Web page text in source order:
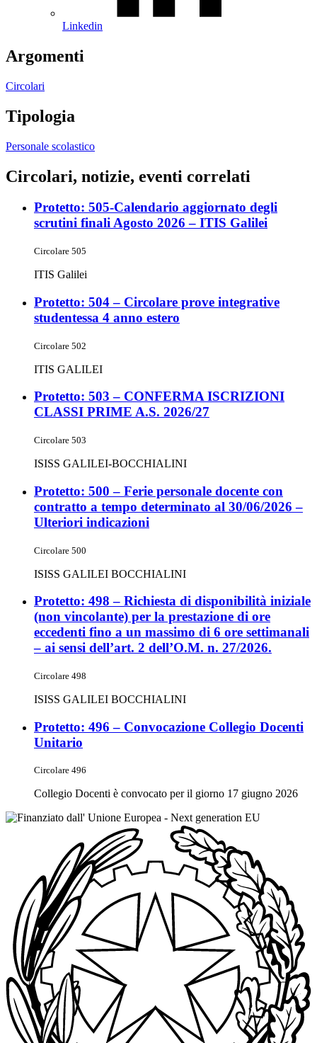
Linkedin
Argomenti
Circolari
Tipologia
Personale scolastico
Circolari, notizie, eventi correlati
Protetto: 505-Calendario aggiornato degli
scrutini finali Agosto 2026 – ITIS Galilei
Circolare 505
ITIS Galilei
Protetto: 504 – Circolare prove integrative
studentessa 4 anno estero
Circolare 502
ITIS GALILEI
Protetto: 503 – CONFERMA ISCRIZIONI
CLASSI PRIME A.S. 2026/27
Circolare 503
ISISS GALILEI-BOCCHIALINI
Protetto: 500 – Ferie personale docente con
contratto a tempo determinato al 30/06/2026 –
Ulteriori indicazioni
Circolare 500
ISISS GALILEI BOCCHIALINI
Protetto: 498 – Richiesta di disponibilità iniziale
(non vincolante) per la prestazione di ore
eccedenti fino a un massimo di 6 ore settimanali
– ai sensi dell’art. 2 dell’O.M. n. 27/2026.
Circolare 498
ISISS GALILEI BOCCHIALINI
Protetto: 496 – Convocazione Collegio Docenti
Unitario
Circolare 496
Collegio Docenti è convocato per il giorno 17 giugno 2026